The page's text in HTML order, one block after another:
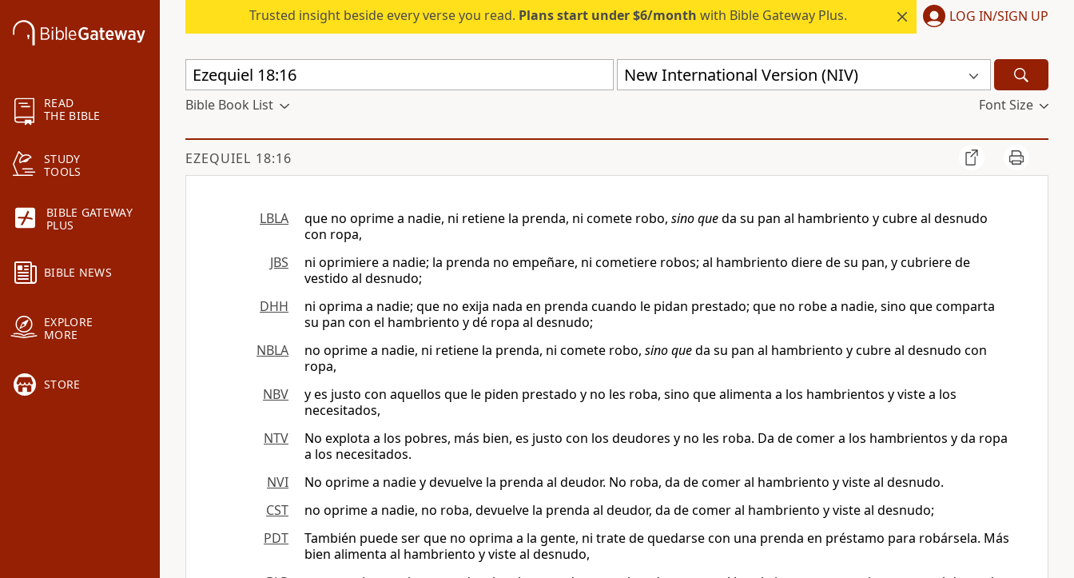
READ
THE BIBLE
STUDY
TOOLS
BIBLE GATEWAY
PLUS
BIBLE NEWS
EXPLORE
MORE
STORE
Trusted insight beside every verse you read. Plans start under $6/month with Bible Gateway Plus. LOG IN/SIGN UP
New International Version (NIV)
Bible Book List Font Size
EZEQUIEL 18:16
LBLA que no oprime a nadie, ni retiene la prenda, ni comete robo, sino queda su pan al hambriento y cubre al desnudo
con ropa,
JBS
ni oprimiere a nadie; la prenda no empeñare, ni cometiere robos; al hambriento diere de su pan, y cubriere de
vestido al desnudo;
DHH
ni oprima a nadie; que no exija nada en prenda cuando le pidan prestado; que no robe a nadie, sino que comparta
su pan con el hambriento y dé ropa al desnudo;
NBLA
no oprime a nadie, ni retiene la prenda, ni comete robo, sino queda su pan al hambriento y cubre al desnudo con
ropa,
NBV
y es justo con aquellos que le piden prestado y no les roba, sino que alimenta a los hambrientos y viste a los
necesitados,
NTV
No explota a los pobres, más bien, es justo con los deudores y no les roba. Da de comer a los hambrientos y da ropa
a los necesitados.
NVI
No oprime a nadie y devuelve la prenda al deudor. No roba, da de comer al hambriento y viste al desnudo.
CST
no oprime a nadie, no roba, devuelve la prenda al deudor, da de comer al hambriento y viste al desnudo;
PDT
También puede ser que no oprima a la gente, ni trate de quedarse con una prenda en préstamo para robársela. Más
bien alimenta al hambriento y viste al desnudo,